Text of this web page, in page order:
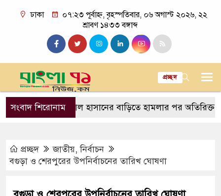
ঢাকা
০৭:২৩ পূর্বাহ্ন, বৃহস্পতিবার, ০৬ অগাস্ট ২০২৬, ২২
শ্রাবণ ১৪৩৩ বঙ্গাব্দ
প্রচ্ছদ
সংবাদ শিরোনাম
সাকিব আল হাসানের বাড়িতে হামলার পর অতিরিক্ত পুলিশ
প্রচ্ছদ জাতীয়,নির্বাচন
বগুড়া ও শেরপুরের উপনির্বাচনের তারিখ ঘোষণা